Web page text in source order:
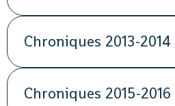
Chroniques 2013-2014
Chroniques 2015-2016